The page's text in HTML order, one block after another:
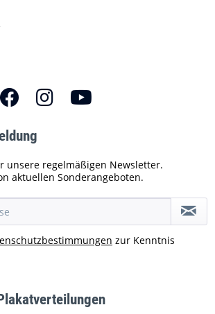
unsere regelmäßigen Newsletter.
aktuellen Sonderangeboten.
zur Kenntnis